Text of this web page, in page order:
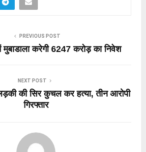
PREVIOUS POST
मुबाडाला करेगी 6247 करोड़ का निवेश
NEXT POST
की सिर कुचल कर हत्या, तीन आरोपी
गिरफ्तार